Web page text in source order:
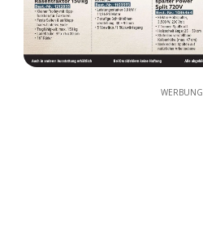
WERBUNG